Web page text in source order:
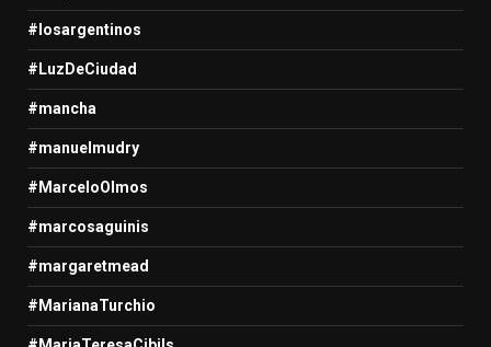
#losargentinos
#LuzDeCiudad
#mancha
#manuelmudry
#MarceloOlmos
#marcosaguinis
#margaretmead
#MarianaTurchio